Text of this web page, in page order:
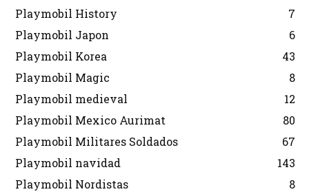
Playmobil History
7
Playmobil Japon
6
Playmobil Korea
43
Playmobil Magic
8
Playmobil medieval
12
Playmobil Mexico Aurimat
80
Playmobil Militares Soldados
67
Playmobil navidad
143
Playmobil Nordistas
8